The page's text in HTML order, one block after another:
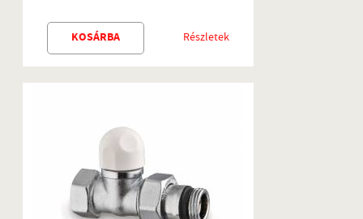
Részletek
KOSÁRBA